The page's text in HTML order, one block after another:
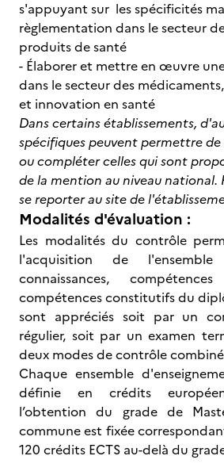
s'appuyant sur les spécificités
règlementation dans le secteur
produits de santé
- Élaborer et mettre en œuvre
dans le secteur des
et innovation en santé
Dans certains établissements,
spécifiques peuvent permettre de
ou compléter celles qui sont
de la mention au niveau national.
se reporter au site de
Modalités d'évaluation :
Les modalités du contrôle
l'acquisition de
connaissances,
compétences constitutifs du
sont appréciés soit par un
régulier, soit par un examen
deux modes de contrôle
Chaque ensemble
définie en crédits
l’obtention du grade de
commune est fixée
120 crédits ECTS au-delà du